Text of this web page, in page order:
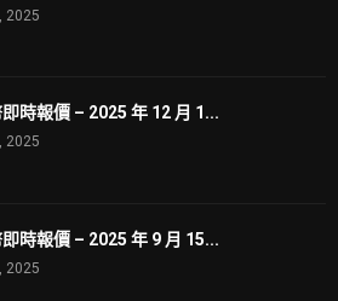
2025
時報價 – 2025 年 12 月 1...
2025
時報價 – 2025 年 9 月 15...
2025